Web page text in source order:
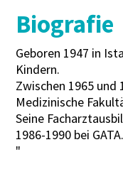
Biografie
Geboren 1947 in
Kindern.
Zwischen 1965 und
Medizinische
Seine
1986-1990 bei GATA.
"